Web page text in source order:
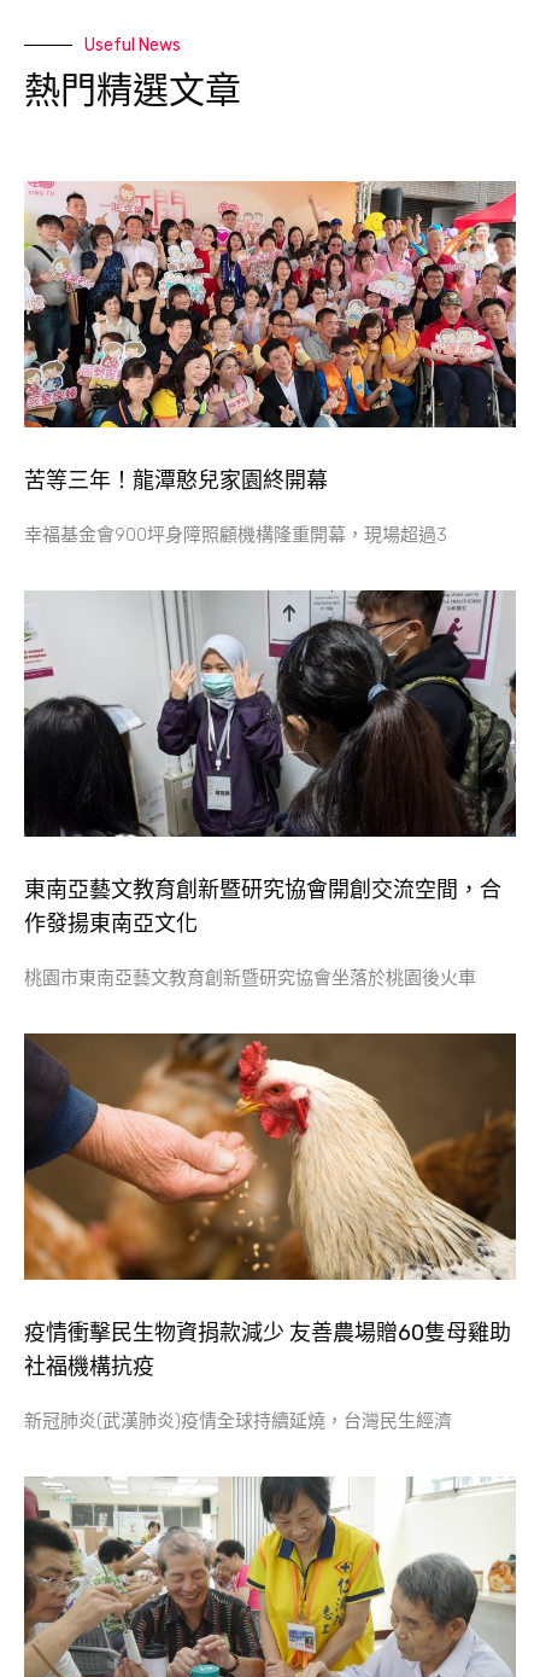
Useful News
熱門精選文章
苦等三年！龍潭憨兒家園終開幕
幸福基金會900坪身障照顧機構隆重開幕，現場超過3
東南亞藝文教育創新暨研究協會開創交流空間，合
作發揚東南亞文化
桃園市東南亞藝文教育創新暨研究協會坐落於桃園後火車
疫情衝擊民生物資捐款減少 友善農場贈60隻母雞助
社福機構抗疫
新冠肺炎(武漢肺炎)疫情全球持續延燒，台灣民生經濟